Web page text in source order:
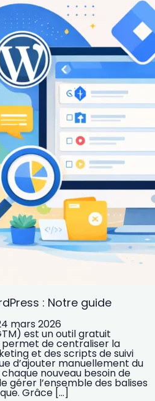
: Notre guide
mars 2026
est un outil gratuit
de centraliser la
et des scripts de suivi
d’ajouter manuellement du
nouveau besoin de
gérer l’ensemble des balises
Grâce […]